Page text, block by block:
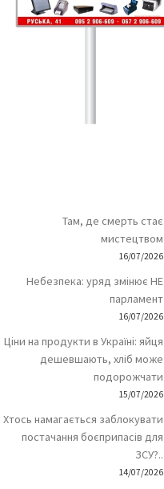
Там, де смерть стає
мистецтвом
16/07/2026
Небезпека: уряд змінює НЕ
парламент
16/07/2026
Ціни на продукти в Україні: яйця
дешевшають, хліб може
подорожчати
15/07/2026
Хтось намагається заблокувати
постачання боєприпасів для
ЗСУ?..
14/07/2026